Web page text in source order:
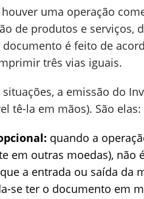
uma operação
de produtos e serviços,
documento é feito de
três vias iguais.
situações, a emissão do
tê-la em mãos). São elas:
quando a
em outras moedas), não
a entrada ou saída da
se ter o documento em